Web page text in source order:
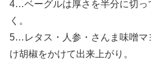
4…ベーグルは厚さを半分に切っ
く。
5…レタス・人参・さんま味噌マ
け胡椒をかけて出来上がり。